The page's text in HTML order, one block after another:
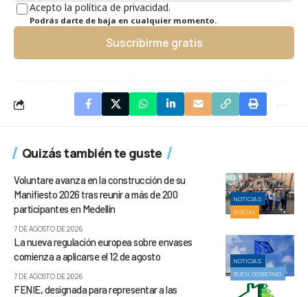
Acepto la política de privacidad.
Podrás darte de baja en cualquier momento.
Suscribirme gratis
Quizás también te guste
NOTICIAS
SOCIAL
Voluntare avanza en la construcción de su
Manifiesto 2026 tras reunir a más de 200
participantes en Medellín
7 DE AGOSTO DE 2026
NOTICIAS
BUEN GOBIERNO
La nueva regulación europea sobre envases
comienza a aplicarse el 12 de agosto
7 DE AGOSTO DE 2026
FENIE, designada para representar a las